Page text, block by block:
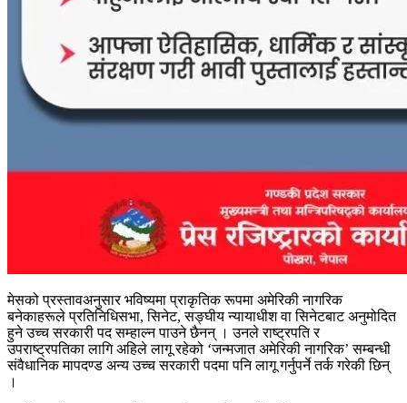
मेसको प्रस्तावअनुसार भविष्यमा प्राकृतिक रूपमा अमेरिकी नागरिक
बनेकाहरूले प्रतिनिधिसभा, सिनेट, सङ्घीय न्यायाधीश वा सिनेटबाट अनुमोदित
हुने उच्च सरकारी पद सम्हाल्न पाउने छैनन् । उनले राष्ट्रपति र
उपराष्ट्रपतिका लागि अहिले लागू रहेको ‘जन्मजात अमेरिकी नागरिक’ सम्बन्धी
संवैधानिक मापदण्ड अन्य उच्च सरकारी पदमा पनि लागू गर्नुपर्ने तर्क गरेकी छिन्
।